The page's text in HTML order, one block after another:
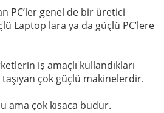
PC’ler genel de bir üretici
Laptop lara ya da güçlü PC’lere
iş amaçlı kullandıkları
çok güçlü makinelerdir.
ama çok kısaca budur.